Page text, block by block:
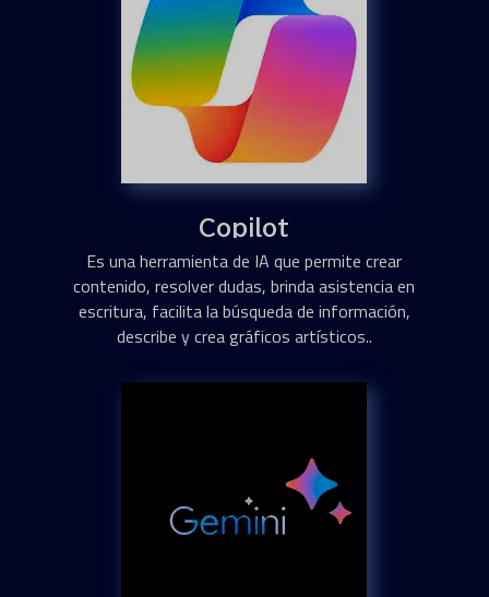
Copilot
Es una herramienta de IA que permite crear
contenido, resolver dudas, brinda asistencia en
escritura, facilita la búsqueda de información,
describe y crea gráficos artísticos..